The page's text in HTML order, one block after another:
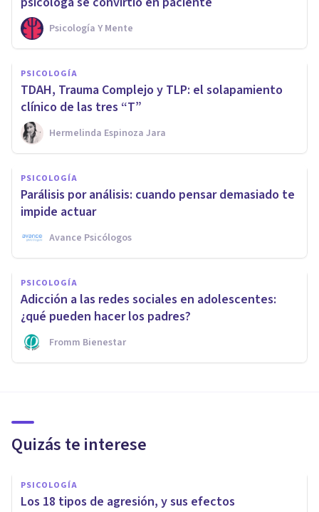
Psicología Y Mente
PSICOLOGÍA
TDAH, Trauma Complejo y TLP: el solapamiento
clínico de las tres “T”
Hermelinda Espinoza Jara
PSICOLOGÍA
Parálisis por análisis: cuando pensar demasiado te
impide actuar
Avance Psicólogos
PSICOLOGÍA
Adicción a las redes sociales en adolescentes:
¿qué pueden hacer los padres?
Fromm Bienestar
Quizás te interese
PSICOLOGÍA
Los 18 tipos de agresión, y sus efectos